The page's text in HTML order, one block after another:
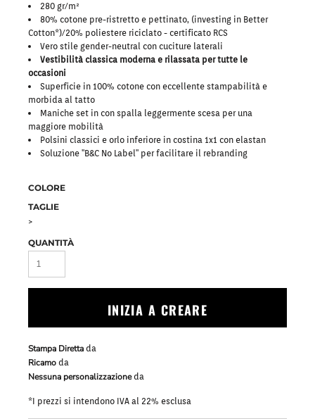
280 gr/m²
80% cotone pre-ristretto e pettinato, (investing in Better
Cotton*)/20% poliestere riciclato - certificato RCS
Vero stile gender-neutral con cuciture laterali
Vestibilità classica moderna e rilassata per tutte le
occasioni
Superficie in 100% cotone con eccellente stampabilità e
morbida al tatto
Maniche set in con spalla leggermente scesa per una
maggiore mobilità
Polsini classici e orlo inferiore in costina 1x1 con elastan
Soluzione "B&C No Label" per facilitare il rebranding
COLORE
TAGLIE
>
QUANTITÀ
INIZIA A CREARE
Stampa Diretta da
Ricamo da
Nessuna personalizzazioneda
*I prezzi si intendono IVA al 22% esclusa